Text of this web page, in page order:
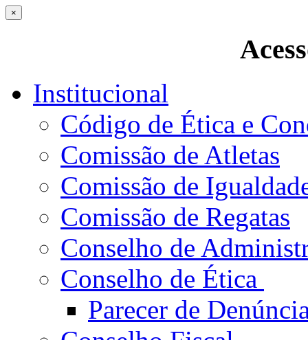
×
Institucional
Código de Ética e
Comissão de Atletas
Comissão de
Comissão de Regatas
Conselho de
Conselho de Ética
Parecer de